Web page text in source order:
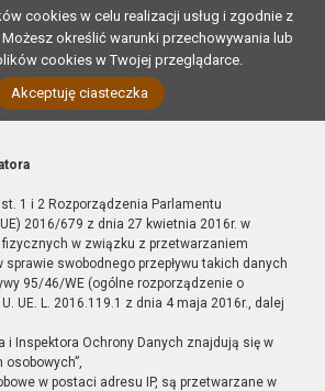
cookies w celu realizacji usług i zgodnie z
Możesz określić warunki przechowywania lub
cookies w Twojej przeglądarce.
Akceptuję ciasteczka
1 i 2 Rozporządzenia Parlamentu
2016/679 z dnia 27 kwietnia 2016r. w
w związku z przetwarzaniem
sprawie swobodnego przepływu takich danych
95/46/WE (ogólne rozporządzenie o
UE. L. 2016.119.1 z dnia 4 maja 2016r., dalej
i Inspektora Ochrony Danych znajdują się w
osobowych”,
w postaci adresu IP, są przetwarzane w